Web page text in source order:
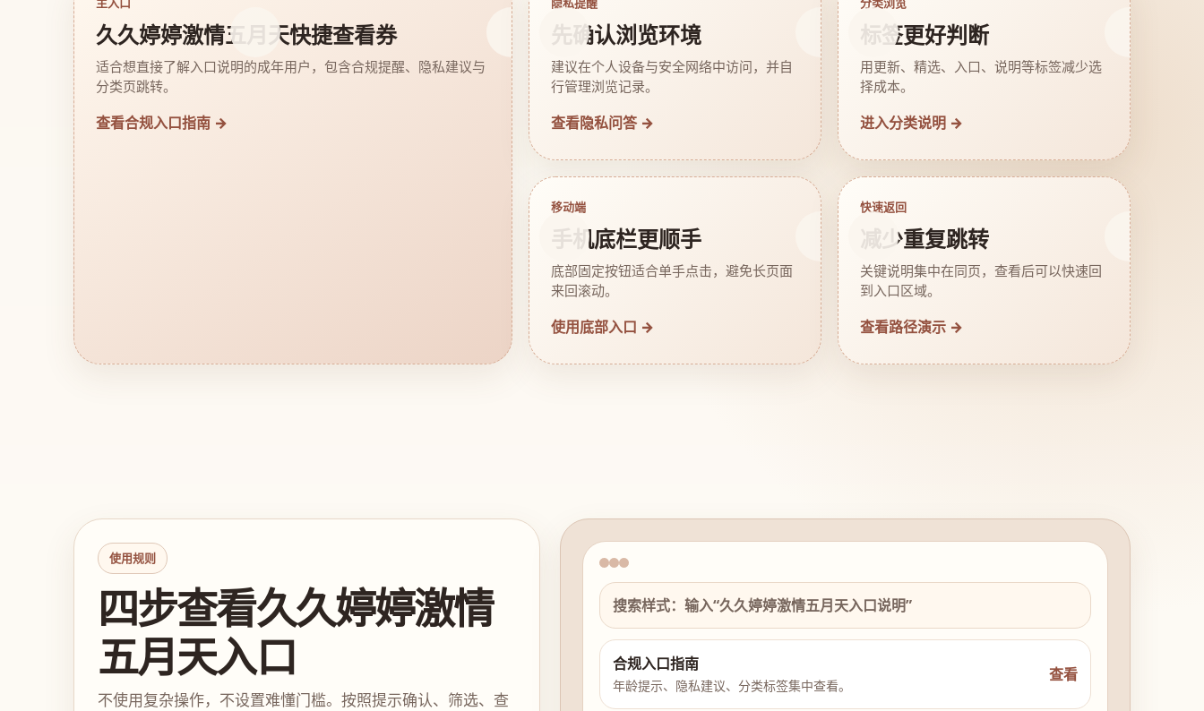
久久婷婷激情五月天快捷查看券
适合想直接了解入口说明的成年用户，包含合规提醒、隐私建议与
分类页跳转。
查看合规入口指南 →
先确认浏览环境
建议在个人设备与安全网络中访问，并自
行管理浏览记录。
查看隐私问答 →
标签更好判断
用更新、精选、入口、说明等标签减少选
择成本。
进入分类说明 →
移动端
手机底栏更顺手
底部固定按钮适合单手点击，避免长页面
来回滚动。
使用底部入口 →
快速返回
减少重复跳转
关键说明集中在同页，查看后可以快速回
到入口区域。
查看路径演示 →
使用规则
四步查看久久婷婷激情
五月天入口
不使用复杂操作，不设置难懂门槛。按照提示确认、筛选、查
搜索样式：输入“久久婷婷激情五月天入口说明”
合规入口指南
年龄提示、隐私建议、分类标签集中查看。
查看